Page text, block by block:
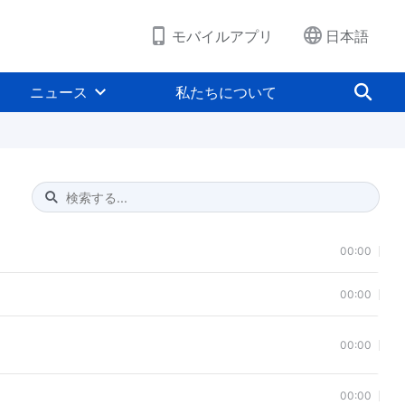
モバイルアプリ 日本語
ニュース 私たちについて
Type 1 or more characters for results.
00:00
00:00
00:00
00:00